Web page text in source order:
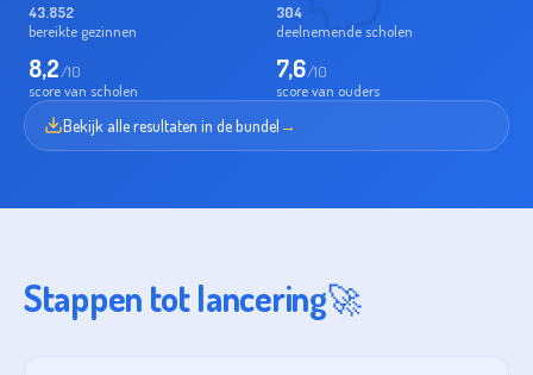
43.897
bereikte gezinnen
304
deelnemende scholen
8,2/10
score van scholen
7,6/10
score van ouders
Bekijk alle resultaten in de bundel→
Stappen tot lancering🚀